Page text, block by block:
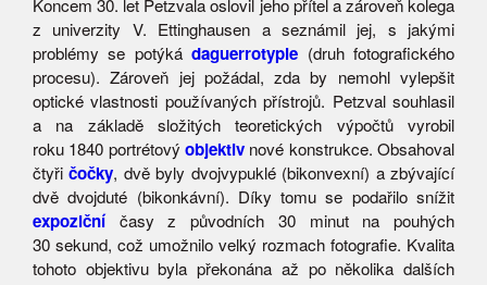
Koncem 30. let Petzvala oslovil jeho přítel a zároveň kolega
z univerzity V. Ettinghausen a seznámil jej, s jakými
problémy se potýkádaguerrotypie (druh fotografického
procesu). Zároveň jej požádal, zda by nemohl vylepšit
optické vlastnosti používaných přístrojů. Petzval souhlasil
a na základě složitých teoretických výpočtů vyrobil
roku 1840 portrétový objektiv nové konstrukce. Obsahoval
čtyřičočky, dvě byly dvojvypuklé (bikonvexní) a zbývající
dvě dvojduté (bikonkávní). Díky tomu se podařilo snížit
expozičníčasy z původních 30 minut na pouhých
30 sekund, což umožnilo velký rozmach fotografie. Kvalita
tohoto objektivu byla překonána až po několika dalších